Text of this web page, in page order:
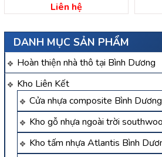
DANH MỤC SẢN PHẨM
Hoàn thiện nhà thô tại Bình Dương
Kho Liên Kết
Cửa nhựa composite Bình Dương
Kho gỗ nhựa ngoài trời
Kho tấm nhựa Atlantis Bình
Liên hệ